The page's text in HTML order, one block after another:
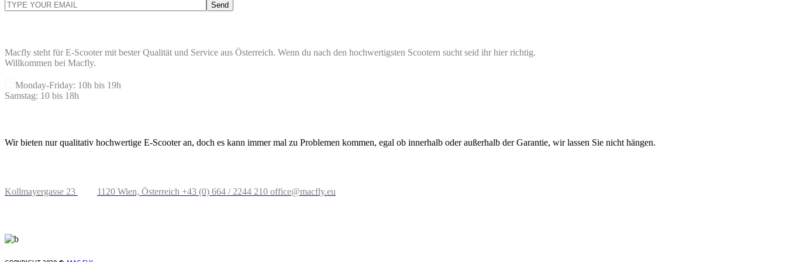
Send
Macfly steht für E-Scooter mit bester Qualität und Service aus Österreich. Wenn du nach den hochwertigsten Scootern sucht seid ihr hier richtig.
Willkommen bei Macfly.
Monday-Friday: 10h bis 19h
Samstag: 10 bis 18h
Wir bieten nur qualitativ hochwertige E-Scooter an, doch es kann immer mal zu Problemen kommen, egal ob innerhalb oder außerhalb der Garantie, wir lassen Sie nicht hängen.
Kollmayergasse 23 1120 Wien, Österreich +43 (0) 664 / 2244 210 office@macfly.eu